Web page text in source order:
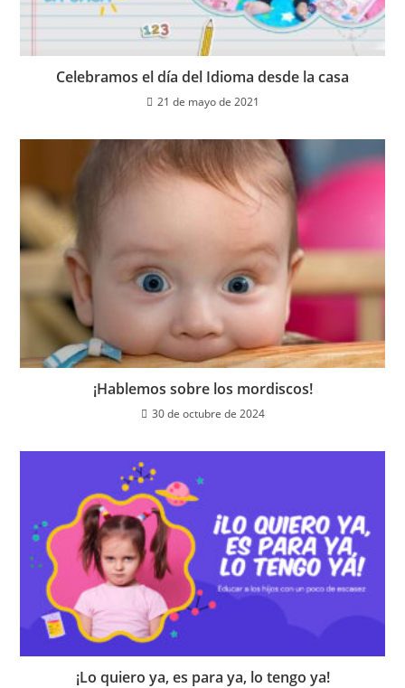
Celebramos el día del Idioma desde la casa
21 de mayo de 2021
¡Hablemos sobre los mordiscos!
30 de octubre de 2024
¡Lo quiero ya, es para ya, lo tengo ya!